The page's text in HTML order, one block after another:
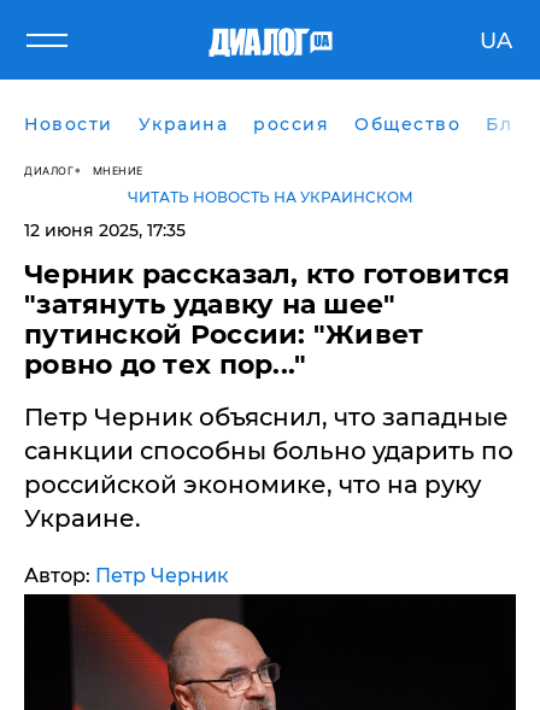
UA
Новости Украина россия Общество
ДИАЛОГ МНЕНИЕ
ЧИТАТЬ НОВОСТЬ НА УКРАИНСКОМ
12 июня 2025, 17:35
Черник рассказал, кто готовится
"затянуть удавку на шее"
путинской России: "Живет
ровно до тех пор..."
Петр Черник объяснил, что западные
санкции способны больно ударить по
российской экономике, что на руку
Украине.
Автор: Петр Черник